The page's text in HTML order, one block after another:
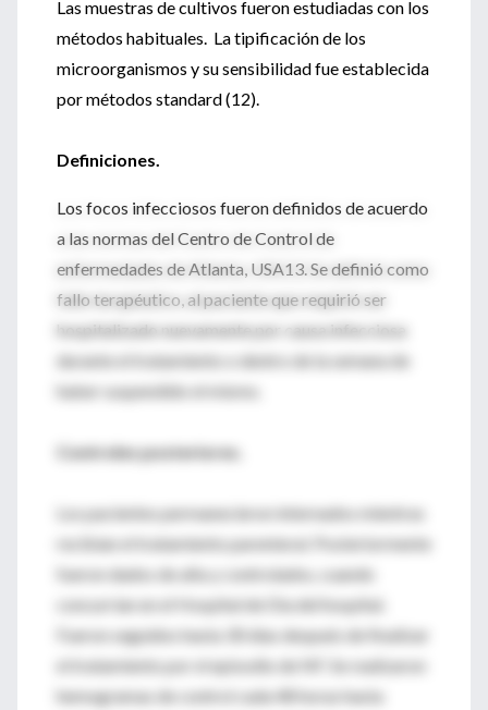
Las muestras de cultivos fueron estudiadas con los
métodos habituales. La tipificación de los
microorganismos y su sensibilidad fue establecida
por métodos standard (12).
Definiciones.
Los focos infecciosos fueron definidos de acuerdo
a las normas del Centro de Control de
enfermedades de Atlanta, USA13. Se definió como
fallo terapéutico, al paciente que requirió ser
hospitalizado nuevamente por causa infecciosa
durante el tratamiento o dentro de la semana de
haber suspendido el mismo.
Controles posteriores.
Los pacientes permanecieron internados mientras
recibían el tratamiento parenteral. Posteriormente
fueron dados de alta y controlados, cuando
concurrían en el Hospital de Día del hospital.
Fueron seguidos hasta 30 días después de finalizar
el tratamiento por el episodio de NF. Se realizaron
hemogramas de control cada 48 horas hasta